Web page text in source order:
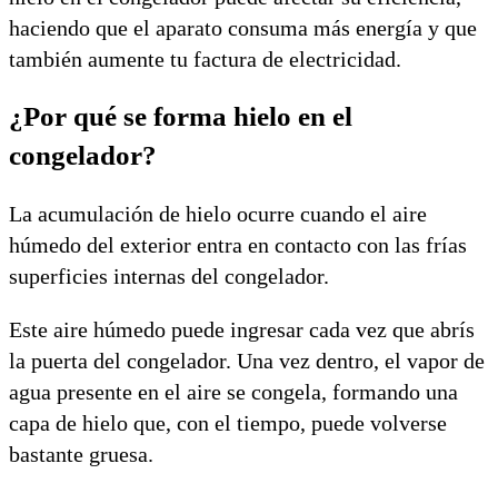
haciendo que el aparato consuma más energía y que
también aumente tu factura de electricidad.
¿Por qué se forma hielo en el
congelador?
La acumulación de hielo ocurre cuando el aire
húmedo del exterior entra en contacto con las frías
superficies internas del congelador.
Este aire húmedo puede ingresar cada vez que abrís
la puerta del congelador. Una vez dentro, el vapor de
agua presente en el aire se congela, formando una
capa de hielo que, con el tiempo, puede volverse
bastante gruesa.